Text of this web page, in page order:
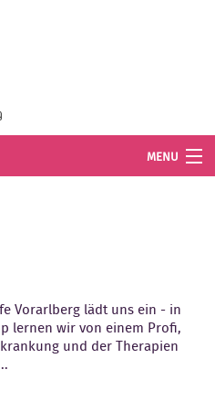
MENU
Vorarlberg lädt uns ein - in
lernen wir von einem Profi,
und der Therapien